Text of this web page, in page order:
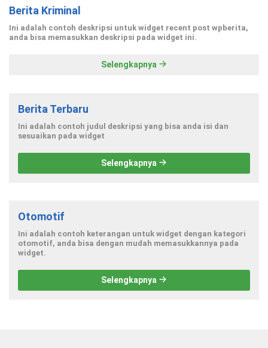
Berita Kriminal
Ini adalah contoh deskripsi untuk widget recent post wpberita,
anda bisa memasukkan deskripsi pada widget ini.
Selengkapnya
Berita Terbaru
Ini adalah contoh judul deskripsi yang bisa anda isi dan
sesuaikan pada widget
Selengkapnya
Otomotif
Ini adalah contoh keterangan untuk widget dengan kategori
otomotif, anda bisa dengan mudah memasukkannya pada
widget.
Selengkapnya